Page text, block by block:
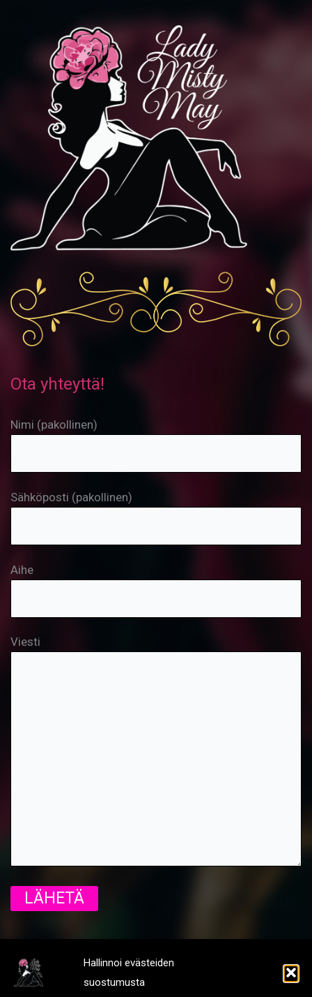
Hallinnoi evästeiden
suostumusta
Ota yhteyttä!
Nimi (pakollinen)
Sähköposti (pakollinen)
Aihe
Viesti
Tietosuoja ja rekisteriseloste